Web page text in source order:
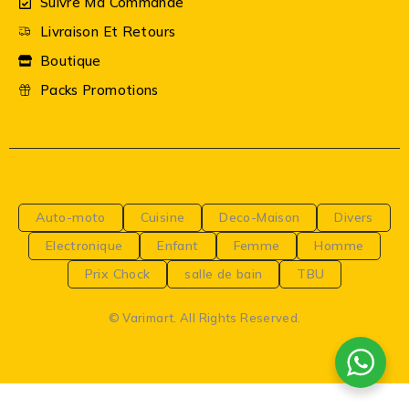
Livraison Et Retours
Boutique
Packs Promotions
Auto-moto Cuisine Deco-Maison
Divers
Electronique
Enfant Femme
Homme
Prix Chock
salle de bain TBU
© Varimart. All Rights Reserved.